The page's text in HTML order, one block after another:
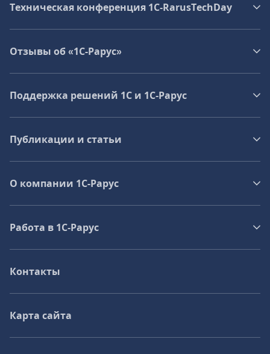
Техническая конференция 1C‑RarusTechDay
Отзывы об «1С-Рарус»
Поддержка решений 1С и 1С‑Рарус
Публикации и статьи
О компании 1C-Рарус
Работа в 1С‑Рарус
Контакты
Карта сайта